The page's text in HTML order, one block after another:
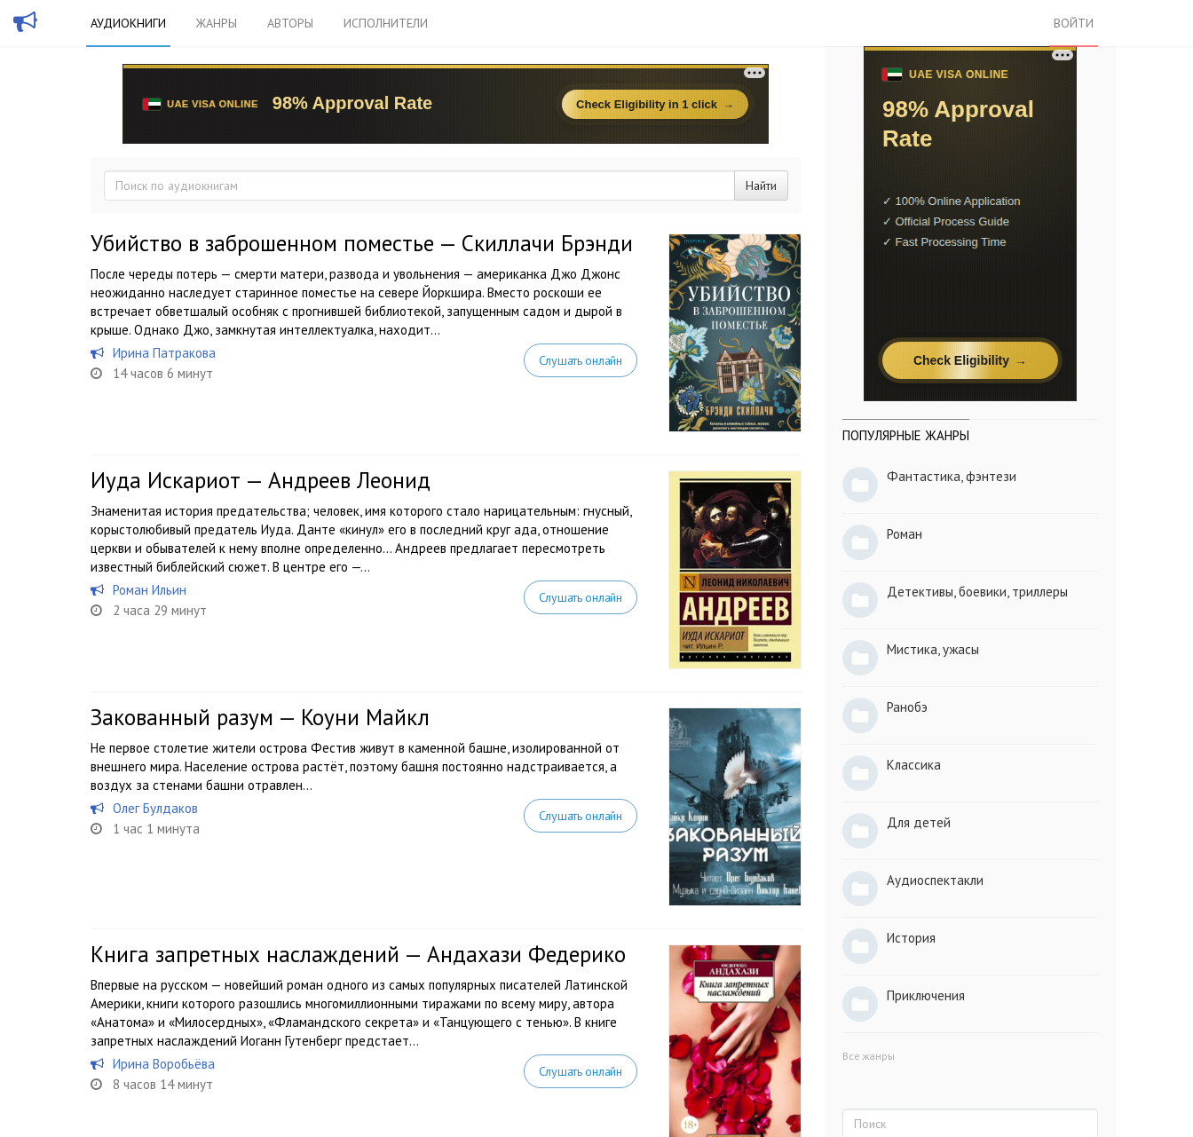
АУДИОКНИГИ ЖАНРЫ АВТОРЫ ИСПОЛНИТЕЛИ ВОЙТИ
Найти
Убийство в заброшенном поместье — Скиллачи Брэнди
После череды потерь — смерти матери, развода и увольнения — американка Джо Джонс
неожиданно наследует старинное поместье на севере Йоркшира. Вместо роскоши ее
встречает обветшалый особняк с прогнившей библиотекой, запущенным садом и дырой в
крыше. Однако Джо, замкнутая интеллектуалка, находит...
Ирина Патракова
14 часов 6 минут
Слушать онлайн
Иуда Искариот — Андреев Леонид
Знаменитая история предательства; человек, имя которого стало нарицательным: гнусный,
корыстолюбивый предатель Иуда. Данте «кинул» его в последний круг ада, отношение
церкви и обывателей к нему вполне определенно… Андреев предлагает пересмотреть
известный библейский сюжет. В центре его —...
Роман Ильин
2 часа 29 минут
Слушать онлайн
Закованный разум — Коуни Майкл
Не первое столетие жители острова Фестив живут в каменной башне, изолированной от
внешнего мира. Население острова растёт, поэтому башня постоянно надстраивается, а
воздух за стенами башни отравлен…
Олег Булдаков
1 час 1 минута
Слушать онлайн
Книга запретных наслаждений — Андахази Федерико
Впервые на русском — новейший роман одного из самых популярных писателей Латинской
Америки, книги которого разошлись многомиллионными тиражами по всему миру, автора
«Анатома» и «Милосердных», «Фламандского секрета» и «Танцующего с тенью». В книге
запретных наслаждений Иоганн Гутенберг предстает...
Ирина Воробьёва
8 часов 14 минут
Слушать онлайн
ПОПУЛЯРНЫЕ ЖАНРЫ
Фантастика, фэнтези
Роман
Детективы, боевики, триллеры
Мистика, ужасы
Ранобэ
Классика
Для детей
Аудиоспектакли
История
Приключения
Все жанры